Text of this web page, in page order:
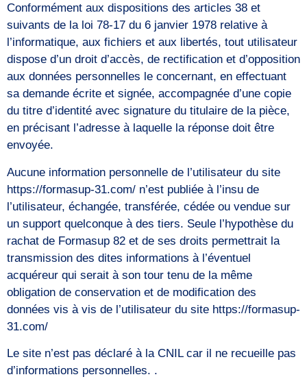
Conformément aux dispositions des articles 38 et
suivants de la loi 78-17 du 6 janvier 1978 relative à
l’informatique, aux fichiers et aux libertés, tout utilisateur
dispose d’un droit d’accès, de rectification et d’opposition
aux données personnelles le concernant, en effectuant
sa demande écrite et signée, accompagnée d’une copie
du titre d’identité avec signature du titulaire de la pièce,
en précisant l’adresse à laquelle la réponse doit être
envoyée.
Aucune information personnelle de l’utilisateur du site
https://formasup-31.com/ n’est publiée à l’insu de
l’utilisateur, échangée, transférée, cédée ou vendue sur
un support quelconque à des tiers. Seule l’hypothèse du
rachat de Formasup 82 et de ses droits permettrait la
transmission des dites informations à l’éventuel
acquéreur qui serait à son tour tenu de la même
obligation de conservation et de modification des
données vis à vis de l’utilisateur du site https://formasup-
31.com/
Le site n’est pas déclaré à la CNIL car il ne recueille pas
d’informations personnelles. .